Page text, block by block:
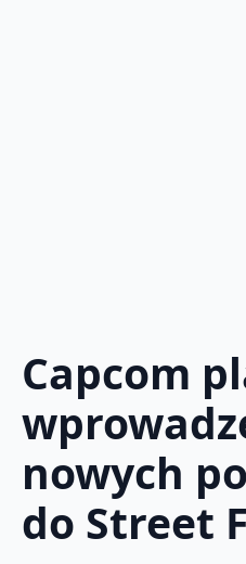
Capcom
nowych
do Street